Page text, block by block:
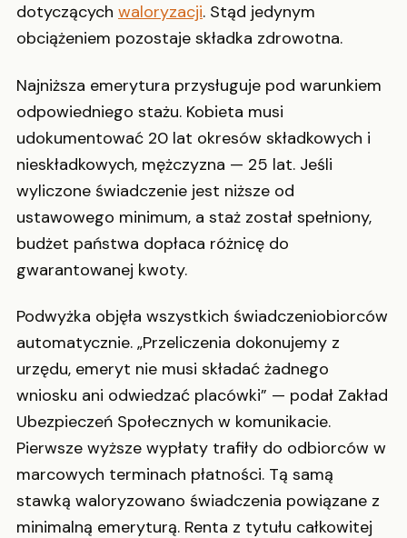
dotyczących waloryzacji. Stąd jedynym
obciążeniem pozostaje składka zdrowotna.
Najniższa emerytura przysługuje pod warunkiem
odpowiedniego stażu. Kobieta musi
udokumentować 20 lat okresów składkowych i
nieskładkowych, mężczyzna — 25 lat. Jeśli
wyliczone świadczenie jest niższe od
ustawowego minimum, a staż został spełniony,
budżet państwa dopłaca różnicę do
gwarantowanej kwoty.
Podwyżka objęła wszystkich świadczeniobiorców
automatycznie. „Przeliczenia dokonujemy z
urzędu, emeryt nie musi składać żadnego
wniosku ani odwiedzać placówki” — podał Zakład
Ubezpieczeń Społecznych w komunikacie.
Pierwsze wyższe wypłaty trafiły do odbiorców w
marcowych terminach płatności. Tą samą
stawką waloryzowano świadczenia powiązane z
minimalną emeryturą. Renta z tytułu całkowitej